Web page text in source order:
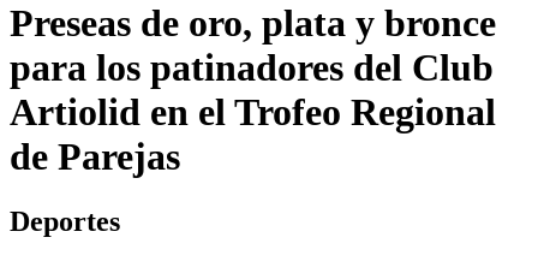
Preseas de oro, plata y bronce
para los patinadores del Club
Artiolid en el Trofeo Regional
de Parejas
Deportes